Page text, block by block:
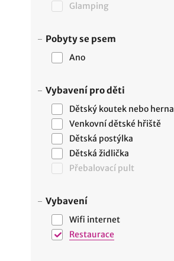
Glamping
Pobyty se psem
Ano
Vybavení pro děti
Dětský koutek nebo herna
Venkovní dětské hřiště
Dětská postýlka
Dětská židlička
Přebalovací pult
Vybavení
Wifi internet
Restaurace